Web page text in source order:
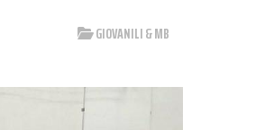
GIOVANILI & MB